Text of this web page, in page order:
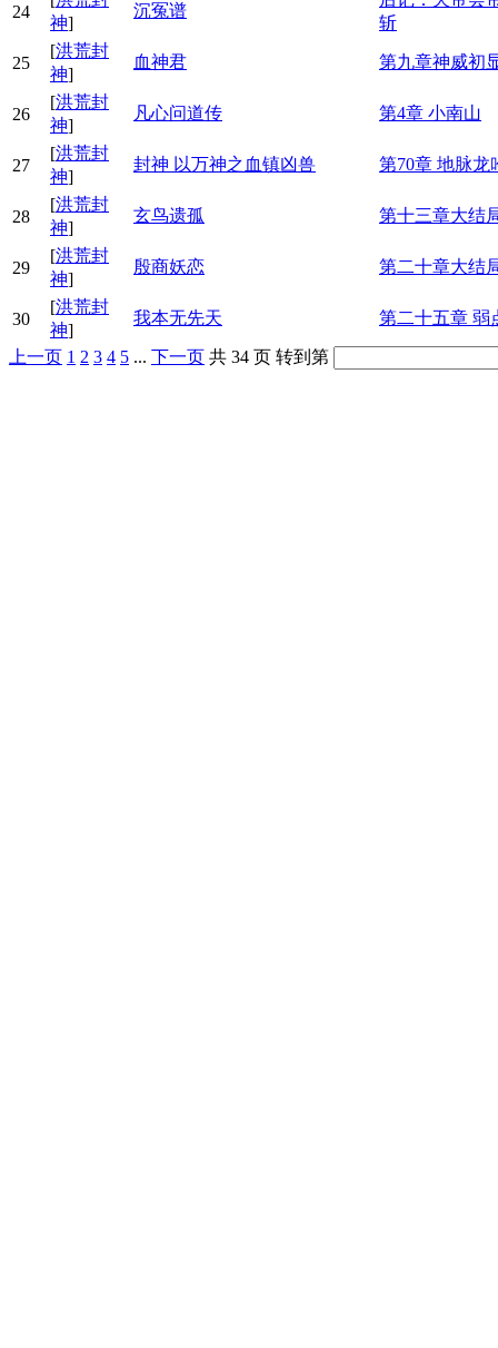
24
神]
沉冤谱
斩
25
[洪荒封
神]
血神君 第九章神威初
26
[洪荒封
神]
凡心问道传 第4章 小南山
27
[洪荒封
神]
封神 以万神之血镇凶兽 第70章 地脉龙
28
[洪荒封
神]
玄鸟遗孤 第十三章大结
29
[洪荒封
神]
殷商妖恋 第二十章大结
30
[洪荒封
神]
我本无先天 第二十五章 弱
上一页 1 2 3 4 5 ... 下一页 共 34 页 转到第